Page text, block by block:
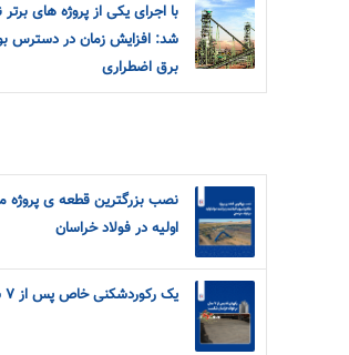
با اجرای یکی از پروژه های
شد: افزایش زمان در دسترس
برق اضطراری
نصب بزرگترین قطعه ی پروژه
اولیه در فولاد خراسان
یک رکوردشکنی خاص پس از ۷ سال